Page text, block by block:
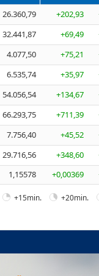
26.360,79 +202,93
32.441,87 +69,49
4.077,50 +75,21
6.535,74 +35,97
54.056,54 +134,67
66.293,75 +711,39
7.756,40 +45,52
29.716,56 +348,60
1,15578 +0,00369
+15min.
+20min.